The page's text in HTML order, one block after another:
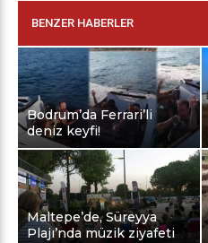
BENZER HABERLER
Bodrum’da Ferrari’li
deniz keyfi!
Maltepe’de, Süreyya
Plajı’nda müzik ziyafeti